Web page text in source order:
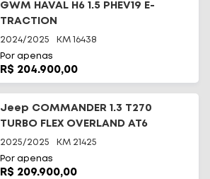
GWM HAVAL H6 1.5 PHEV19 E-
TRACTION
2024/2025 KM 16438
Por apenas
R$ 204.900,00
Jeep COMMANDER 1.3 T270
TURBO FLEX OVERLAND AT6
2025/2025 KM 21425
Por apenas
R$ 209.900,00